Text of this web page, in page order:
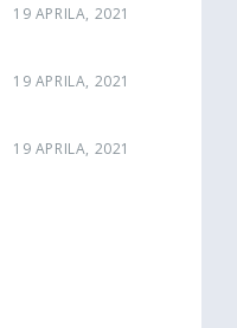
19 APRILA, 2021
19 APRILA, 2021
19 APRILA, 2021